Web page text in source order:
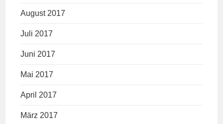
August 2017
Juli 2017
Juni 2017
Mai 2017
April 2017
März 2017